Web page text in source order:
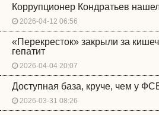
Коррупционер Кондратьев
2026-04-12 06:56
«Перекресток» закрыли за
гепатит
2026-04-04 20:07
Доступная база, круче, чем у
2026-03-31 08:26